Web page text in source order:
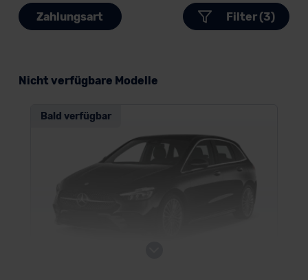
Zahlungsart Filter (3)
Nicht verfügbare Modelle
Bald verfügbar